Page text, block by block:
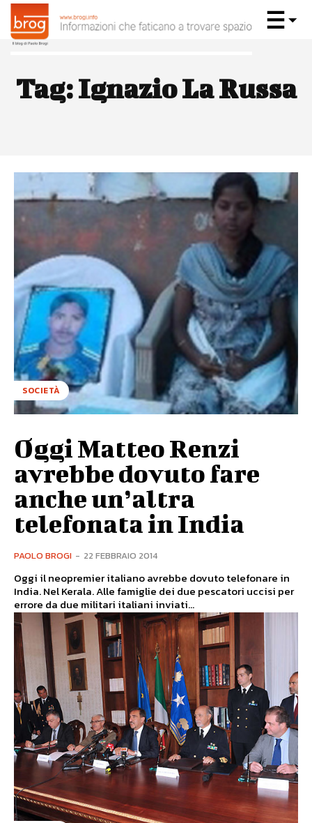
Tag:Ignazio La Russa
SOCIETÀ
Oggi Matteo Renzi
avrebbe dovuto fare
anche un’altra
telefonata in India
PAOLO BROGI - 22 FEBBRAIO 2014
Oggi il neopremier italiano avrebbe dovuto telefonare in
India. Nel Kerala. Alle famiglie dei due pescatori uccisi per
errore da due militari italiani inviati...